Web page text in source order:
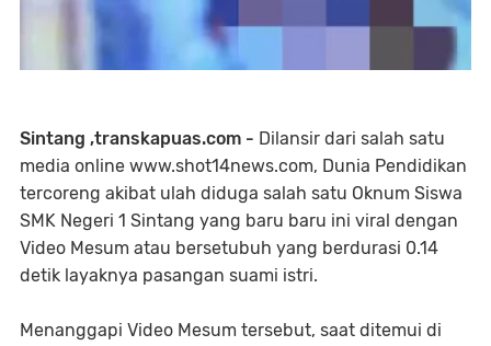
Sintang ,transkapuas.com - Dilansir dari salah satu
media online www.shot14news.com, Dunia Pendidikan
tercoreng akibat ulah diduga salah satu Oknum Siswa
SMK Negeri 1 Sintang yang baru baru ini viral dengan
Video Mesum atau bersetubuh yang berdurasi 0.14
detik layaknya pasangan suami istri.
Menanggapi Video Mesum tersebut, saat ditemui di